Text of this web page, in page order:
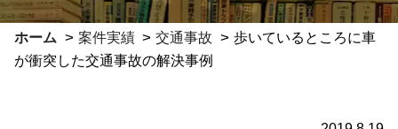
ホーム > 案件実績 > 交通事故 > 歩いているところに車
が衝突した交通事故の解決事例